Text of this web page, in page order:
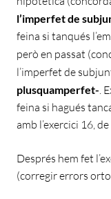
l’imperfet de
feina si tanqués
però en passat
l’imperfet de
plusquamperfet- .
feina si hagués
amb l’exercici 16,
Després hem fet
(corregir errors